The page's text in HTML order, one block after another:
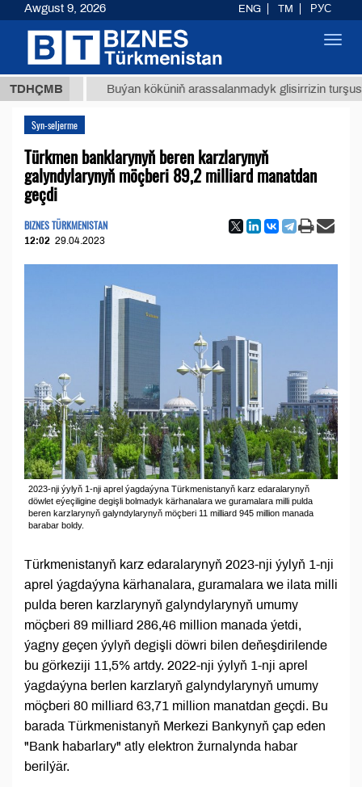
TDHÇMB
ТМТ Buýan köküniň arassalanmadyk glisirrizin turşusy (t.)
Syn-seljerme
Türkmen banklarynyň beren karzlarynyň
galyndylarynyň möçberi 89,2 milliard manatdan
geçdi
BIZNES TÜRKMENISTAN
12:02 29.04.2023
2023-nji ýylyň 1-nji aprel ýagdaýyna Türkmenistanyň karz edaralarynyň
döwlet eýeçiligine degişli bolmadyk kärhanalara we guramalara milli pulda
beren karzlarynyň galyndylarynyň möçberi 11 milliard 945 million manada
barabar boldy.
Türkmenistanyň karz edaralarynyň 2023-nji ýylyň 1-nji
aprel ýagdaýyna kärhanalara, guramalara we ilata milli
pulda beren karzlarynyň galyndylarynyň umumy
möçberi 89 milliard 286,46 million manada ýetdi,
ýagny geçen ýylyň degişli döwri bilen deňeşdirilende
bu görkeziji 11,5% artdy. 2022-nji ýylyň 1-nji aprel
ýagdaýyna berlen karzlaryň galyndylarynyň umumy
möçberi 80 milliard 63,71 million manatdan geçdi. Bu
barada Türkmenistanyň Merkezi Bankynyň çap eden
"Bank habarlary" atly elektron žurnalynda habar
berilýär.
Awgust 9, 2026 ENG TM РУС